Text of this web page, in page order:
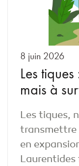
8 juin 2026
Les
mais à
Les tiques,
transmettre
en
Laurentides